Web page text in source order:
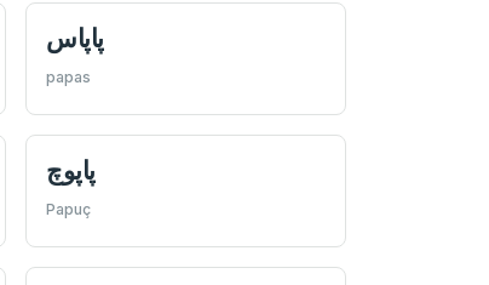
پاپاس
papas
پاپوچ
Papuç